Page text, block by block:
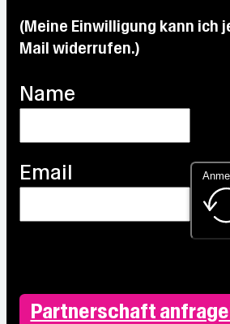
Partnerschaft
(Meine Einwilligung kann ich
Mail widerrufen.)
Name
Email